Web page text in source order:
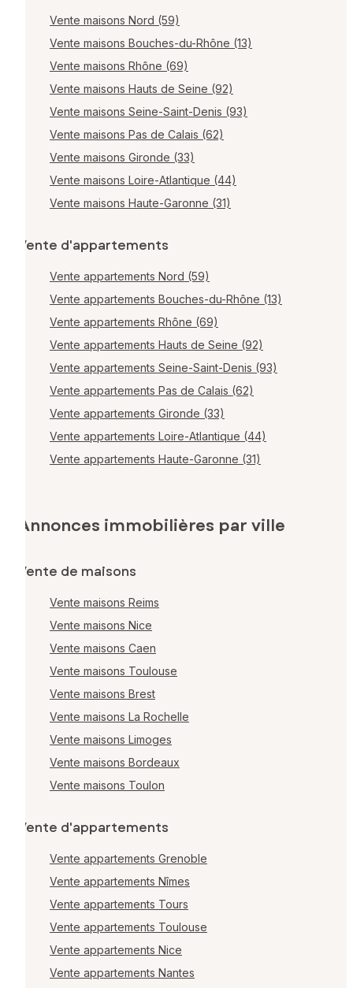
Vente maisons Nord (59)
Vente maisons Bouches-du-Rhône (13)
Vente maisons Rhône (69)
Vente maisons Hauts de Seine (92)
Vente maisons Seine-Saint-Denis (93)
Vente maisons Pas de Calais (62)
Vente maisons Gironde (33)
Vente maisons Loire-Atlantique (44)
Vente maisons Haute-Garonne (31)
Vente d'appartements
Vente appartements Nord (59)
Vente appartements Bouches-du-Rhône (13)
Vente appartements Rhône (69)
Vente appartements Hauts de Seine (92)
Vente appartements Seine-Saint-Denis (93)
Vente appartements Pas de Calais (62)
Vente appartements Gironde (33)
Vente appartements Loire-Atlantique (44)
Vente appartements Haute-Garonne (31)
Annonces immobilières par ville
Vente de maisons
Vente maisons Reims
Vente maisons Nice
Vente maisons Caen
Vente maisons Toulouse
Vente maisons Brest
Vente maisons La Rochelle
Vente maisons Limoges
Vente maisons Bordeaux
Vente maisons Toulon
Vente d'appartements
Vente appartements Grenoble
Vente appartements Nîmes
Vente appartements Tours
Vente appartements Toulouse
Vente appartements Nice
Vente appartements Nantes